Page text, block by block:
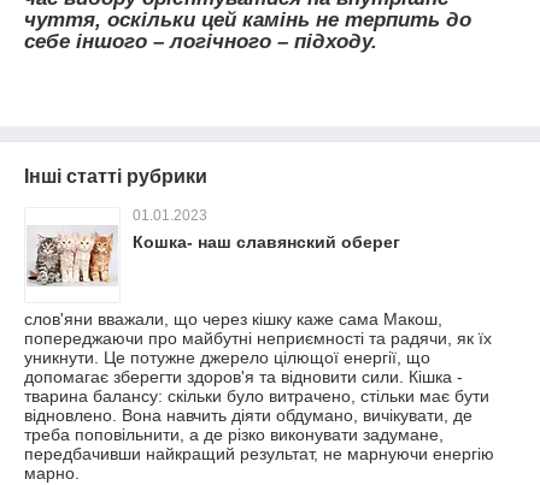
чуття, оскільки цей камінь не терпить до
себе іншого – логічного – підходу.
Інші статті рубрики
01.01.2023
Кошка- наш славянский оберег
слов'яни вважали, що через кішку каже сама Макош,
попереджаючи про майбутні неприємності та радячи, як їх
уникнути. Це потужне джерело цілющої енергії, що
допомагає зберегти здоров'я та відновити сили. Кішка -
тварина балансу: скільки було витрачено, стільки має бути
відновлено. Вона навчить діяти обдумано, вичікувати, де
треба поповільнити, а де різко виконувати задумане,
передбачивши найкращий результат, не марнуючи енергію
марно.